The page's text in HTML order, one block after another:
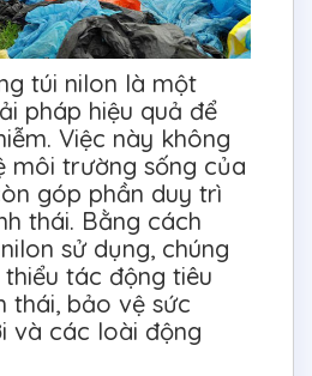
túi nilon là một
pháp hiệu quả để
Việc này không
môi trường sống của
góp phần duy trì
thái. Bằng cách
sử dụng, chúng
tác động tiêu
thái, bảo vệ sức
và các loài động